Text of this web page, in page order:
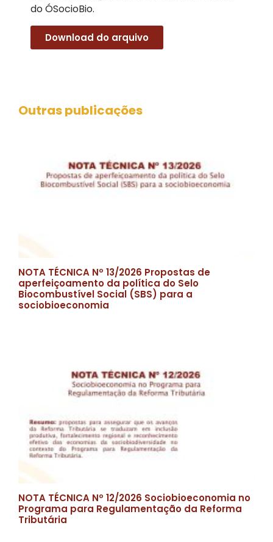
do ÓSocioBio.
Download do arquivo
Outras publicações
NOTA TÉCNICA Nº 13/2026 Propostas de
aperfeiçoamento da política do Selo
Biocombustível Social (SBS) para a
sociobioeconomia
NOTA TÉCNICA Nº 12/2026 Sociobioeconomia no
Programa para Regulamentação da Reforma
Tributária